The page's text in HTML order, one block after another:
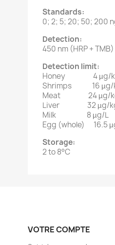
Standards:
0; 2; 5; 20; 50; 200
Detection:
450 nm (HRP + TMB)
Detection limit:
Honey 4 µg/
Shrimps 16 µg/
Meat 24 µg/
Liver 32 µg/
Milk 8 µg/L
Egg (whole) 16.5
Storage:
2 to 8°C
VOTRE COMPTE